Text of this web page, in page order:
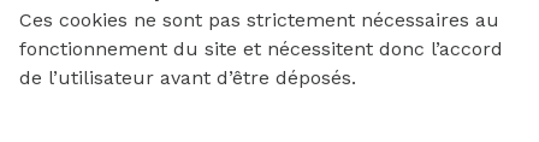
Ces cookies ne sont pas strictement nécessaires au
fonctionnement du site et nécessitent donc l’accord
de l’utilisateur avant d’être déposés.